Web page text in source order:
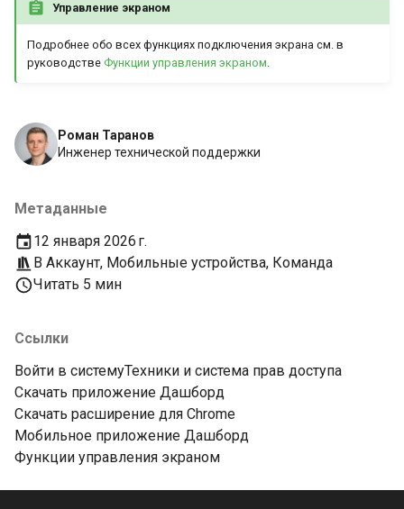
Роман Таранов
Инженер технической поддержки
Метаданные
12 января 2026 г.
В Аккаунт, Мобильные устройства, Команда
Читать 5 мин
Ссылки
Войти в системуТехники и система прав доступа
Скачать приложение Дашборд
Скачать расширение для Chrome
Мобильное приложение Дашборд
Функции управления экраном
Управление экраном
Подробнее обо всех функциях подключения экрана см. в
руководстве Функции управления экраном.